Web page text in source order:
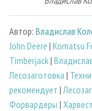
Автор: Владислав
John Deere | Komatsu
Timberjack|
Лесозаготовка |
рекомендует |
Форвардеры |